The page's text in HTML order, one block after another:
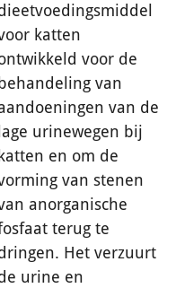
katten
voor de
behandeling van
van de
lage urinewegen bij
katten en om de
van stenen
anorganische
terug te
Het verzuurt
urine en